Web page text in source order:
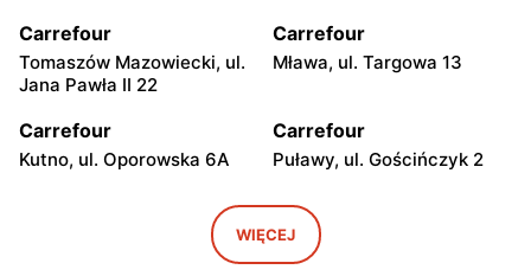
Carrefour
Tomaszów Mazowiecki, ul.
Jana Pawła II 22
Carrefour
Mława, ul. Targowa 13
Carrefour
Kutno, ul. Oporowska 6A
Carrefour
Puławy, ul. Gościńczyk 2
Przybyszewskiego 176/178
Carrefour
Łódź, ul. Kolumny 6/36
WIĘCEJ